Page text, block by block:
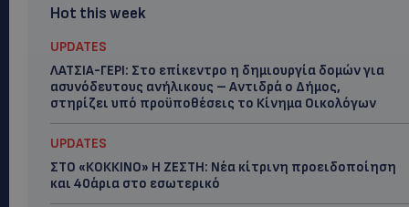
Hot this week
UPDATES
ΛΑΤΣΙΑ-ΓΕΡΙ: Στο επίκεντρο η δημιουργία δομών για
ασυνόδευτους ανήλικους – Αντιδρά ο Δήμος,
στηρίζει υπό προϋποθέσεις το Κίνημα Οικολόγων
UPDATES
ΣΤΟ «ΚΟΚΚΙΝΟ» Η ΖΕΣΤΗ: Νέα κίτρινη προειδοποίηση
και 40άρια στο εσωτερικό